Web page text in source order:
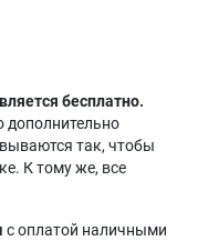
Barco Vision 9200
бесплатно.
дополнительно
так, чтобы
К тому же, все
с оплатой наличными